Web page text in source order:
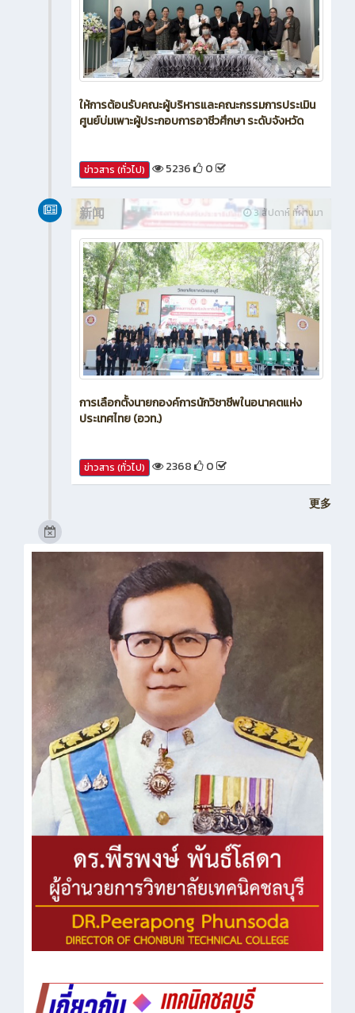
ให้การต้อนรับคณะผู้บริหารและคณะกรรมการประเมิน
ศูนย์บ่มเพาะผู้ประกอบการอาชีวศึกษา ระดับจังหวัด
ข่าวสาร (ทั่วไป) 5236 0
3 สัปดาห์ ที่ผ่านมา
新闻
การเลือกตั้งนายกองค์การนักวิชาชีพในอนาคตแห่ง
ประเทศไทย (อวท.)
ข่าวสาร (ทั่วไป) 2368 0
更多